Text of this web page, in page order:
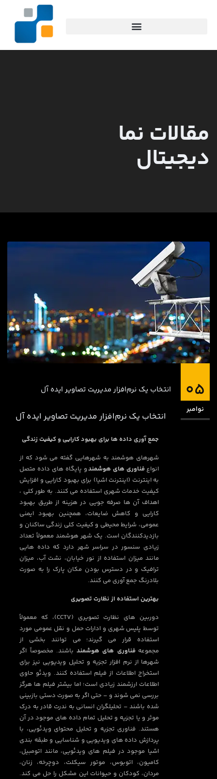
مقالات نما
دیجیتال
انتخاب یک نرم‌افزار مدیریت تصاویر ایده آل
انتخاب یک نرم‌افزار مدیریت تصاویر ایده آل
جمع آوری داده ها برای بهبود کارایی و کیفیت زندگی
شهرهای هوشمند به شهرهایی گفته می شود که از
انواع فناوری های هوشمندو پایگاه های داده متصل
به اینترنت (اینترنت اشیا) برای بهبود کارایی و افزایش
کیفیت خدمات شهری استفاده می کنند. به طور کلی ،
اهداف آن ها صرفه جویی در هزینه از طریق بهبود
کارایی و کاهش ضایعات، همچنین بهبود ایمنی
عمومی، شرایط محیطی و کیفیت کلی زندگی ساکنان و
بازدیدکنندگان است. یک شهر هوشمند معمولاً تعداد
زیادی سنسور در سراسر شهر دارد که داده هایی
مانند میزان استفاده از نور خیابان، نشت آب، میزان
ترافیک و در دسترس بودن مکان پارک را به صورت
بلادرنگ جمع آوری می کنند.
بهترین استفاده از نظارت تصویری
دوربین های نظارت تصویری (CCTV)، که معمولاً
توسط پلیس شهری و ادارات حمل و نقل عمومی مورد
استفاده قرار می گیرند؛ می توانند بخشی از
مجموعهفناوری های هوشمند باشند. مخصوصاً اگر
شهرها از نرم افزار تجزیه و تحلیل ویدیویی نیز برای
استخراج اطلاعات از فیلم استفاده کنند. ویدئو حاوی
اطلاعات ارزشمند زیادی است؛ اما بیشتر فیلم ها هرگز
بررسی نمی شوند و – حتی اگر به صورت دستی بازبینی
شده باشند – تحلیلگران انسانی به ندرت قادر به درک
موثر و یا تجزیه و تحلیل تمام داده های موجود در آن
هستند. فناوری تجزیه و تحلیل محتوای ویدئویی، با
پردازش داده های ویدیویی و شناسایی و طبقه بندی
اشیا موجود در فیلم های ویدئویی، مانند اتومبیل،
کامیون، اتوبوس، موتور سیکلت، دوچرخه، زنان،
مردان، کودکان و حیوانات این مشکل را حل می کند.
05
نوامبر